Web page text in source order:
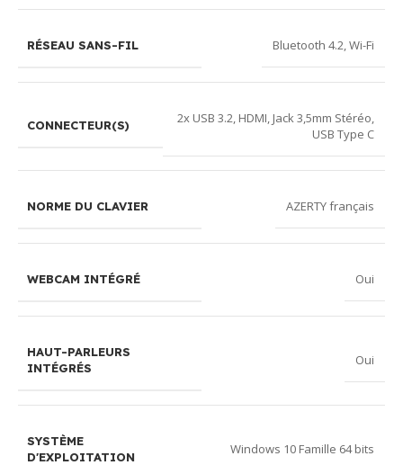
RÉSEAU SANS-FIL Bluetooth 4.2,Wi-Fi
CONNECTEUR(S) 2x USB 3.2, HDMI, Jack 3,5mm Stéréo,
USB Type C
NORME DU CLAVIER AZERTY français
WEBCAM INTÉGRÉ Oui
HAUT-PARLEURS
INTÉGRÉS
Oui
SYSTÈME
D'EXPLOITATION
Windows 10 Famille 64 bits